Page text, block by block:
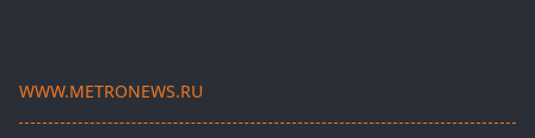
WWW.METRONEWS.RU